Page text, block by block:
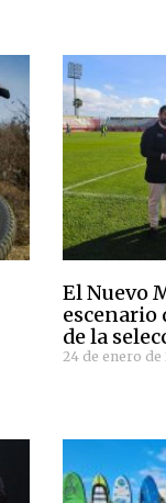
El Nuevo
de la
24 de enero de